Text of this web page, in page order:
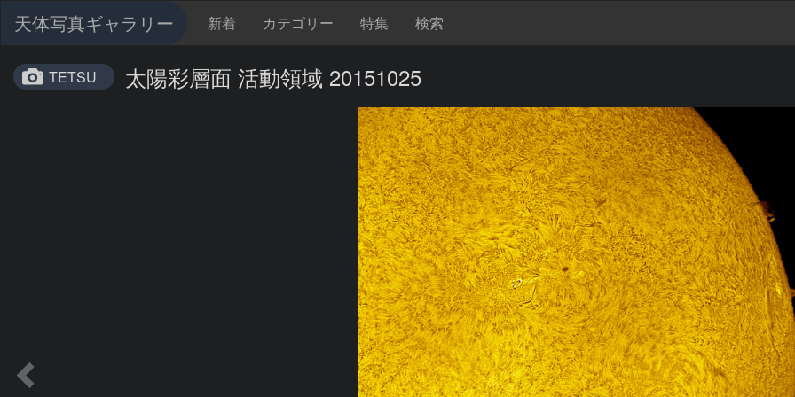
天体写真ギャラリー 新着 カテゴリー 特集 検索
TETSU 太陽彩層面 活動領域 20151025